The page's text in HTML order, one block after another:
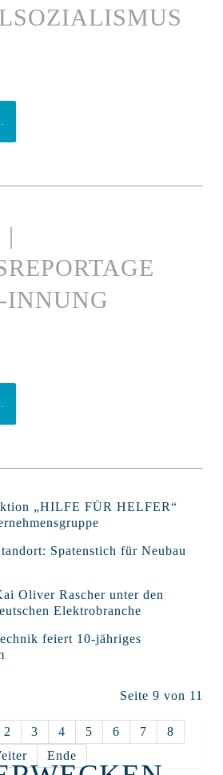
|
INNUNG
„HILFE FÜR HELFER“
Spatenstich für Neubau
Oliver Rascher unter den
Elektrobranche
feiert 10-jähriges
Seite 9 von 11
2 3 4 5 6 7
8
Ende